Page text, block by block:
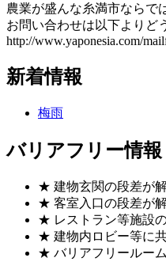
農業が盛んな糸満市ならで
お問い合わせは以下よりど
http://www.yaponesia.com/
新着情報
梅雨
バリアフリー情報
★ 建物玄関の段差が
★ 客室入口の段差が
★ レストラン等施設
★ 建物内ロビー等に
★ バリアフリールー